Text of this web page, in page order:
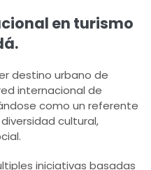
en turismo
destino urbano de
internacional de
como un referente
cultural,
iniciativas basadas